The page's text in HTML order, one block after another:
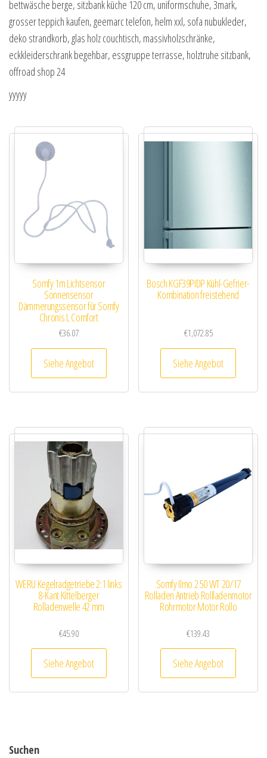
bettwäsche berge, sitzbank küche 120 cm, uniformschuhe, 3mark,
grosser teppich kaufen, geemarc telefon, helm xxl, sofa nubukleder,
deko strandkorb, glas holz couchtisch, massivholzschränke,
eckkleiderschrank begehbar, essgruppe terrasse, holztruhe sitzbank,
offroad shop 24
yyyyy
Somfy 1m Lichtsensor
Sonnensensor
Dämmerungssensor für Somfy
Chronis L Comfort
€36.07
Siehe Angebot
Bosch KGF39PIDP Kühl-Gefrier-
Kombination freistehend
€1,072.85
Siehe Angebot
WERU Kegelradgetriebe 2:1 links
8-Kant Kittelberger
Rolladenwelle 42 mm
€45.90
Siehe Angebot
Somfy Ilmo 2 50 WT 20/17
Rolladen Antrieb Rollladenmotor
Rohrmotor Motor Rollo
€139.43
Siehe Angebot
Suchen